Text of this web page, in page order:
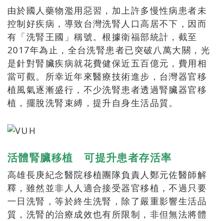
由於國人藥物濫用惡習，加上許多慢性病患者未
控制好疾病，導致台灣洗腎人口高居不下，因而
有「洗腎王國」稱號。根據衛福部統計，截至
2017年為止，全台洗腎患者已突破八萬大關，光
是針對腎臟疾病就花費健保近五百億元，費用相
當可觀。所幸近年來醫療技術進步，台灣器官移
植風氣逐漸盛行，不少洗腎患者透過腎臟器官移
植，擺脫洗腎束縛，提升自身生活品質。
活體腎臟移植 可提升患者存活率
高雄長庚紀念醫院移植團隊負責人鄭元佐醫師解
釋，雖然並非人人適合接受器官移植，不過只要
一日洗腎，等於終生洗腎，除了嚴重影響生活品
質，洗腎的治療成效也有所限制，非但無法將體